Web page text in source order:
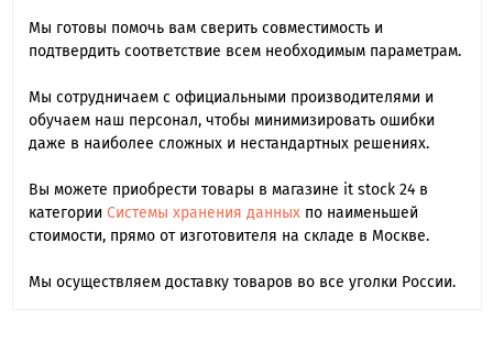
Мы готовы помочь вам сверить совместимость и
подтвердить соответствие всем необходимым параметрам.
Мы сотрудничаем с официальными производителями и
обучаем наш персонал, чтобы минимизировать ошибки
даже в наиболее сложных и нестандартных решениях.
Вы можете приобрести товары в магазине it stock 24 в
категории Системы хранения данныхпо наименьшей
стоимости, прямо от изготовителя на складе в Москве.
Мы осуществляем доставку товаров во все уголки России.